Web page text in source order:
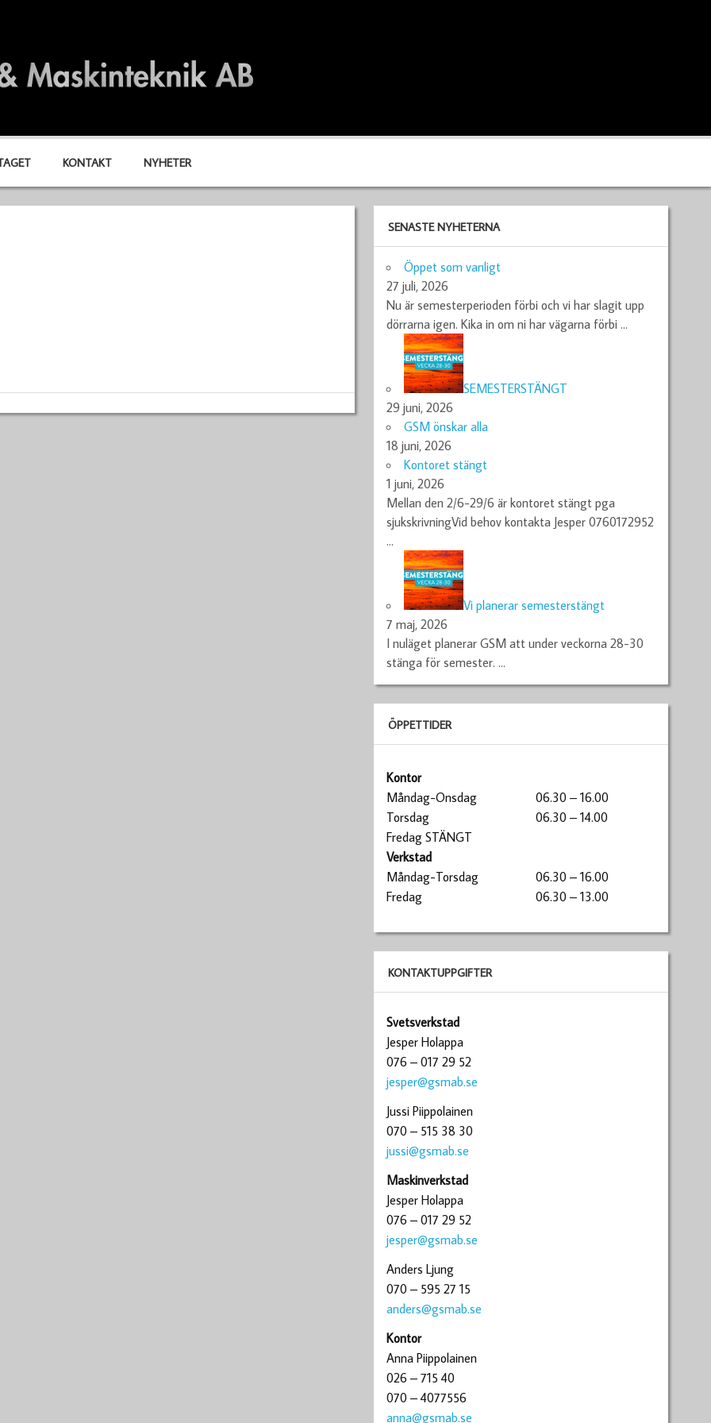
KONTAKT NYHETER
SENASTE NYHETERNA
Öppet som vanligt
27 juli, 2026
Nu är semesterperioden förbi och vi har slagit upp
dörrarna igen. Kika in om ni har vägarna förbi …
SEMESTERSTÄNGT
29 juni, 2026
GSM önskar alla
18 juni, 2026
Kontoret stängt
1 juni, 2026
Mellan den 2/6-29/6 är kontoret stängt pga
sjukskrivningVid behov kontakta Jesper 0760172952
…
Vi planerar semesterstängt
7 maj, 2026
I nuläget planerar GSM att under veckorna 28-30
stänga för semester. …
ÖPPETTIDER
Kontor
Måndag-Onsdag
06.30 – 16.00
Torsdag
06.30 – 14.00
Fredag STÄNGT
Verkstad
Måndag-Torsdag
06.30 – 16.00
Fredag
06.30 – 13.00
KONTAKTUPPGIFTER
Svetsverkstad
Jesper Holappa
076 – 017 29 52
jesper@gsmab.se
Jussi Piippolainen
070 – 515 38 30
jussi@gsmab.se
Maskinverkstad
Jesper Holappa
076 – 017 29 52
jesper@gsmab.se
Anders Ljung
070 – 595 27 15
anders@gsmab.se
Kontor
Anna Piippolainen
026 – 715 40
070 – 4077556
anna@gsmab.se